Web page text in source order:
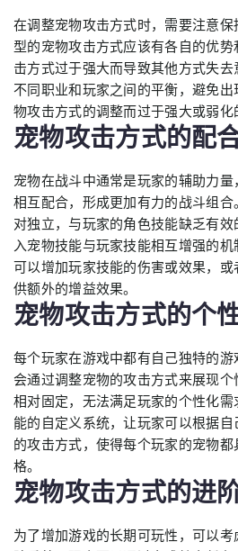
在调整宠物攻击方式时，需要注意
型的宠物攻击方式应该有各自的优
击方式过于强大而导致其他方式失
不同职业和玩家之间的平衡，避免
物攻击方式的调整而过于强大或弱化
宠物攻击方式的配
宠物在战斗中通常是玩家的辅助力
相互配合，形成更加有力的战斗组
对独立，与玩家的角色技能缺乏有
入宠物技能与玩家技能相互增强的
可以增加玩家技能的伤害或效果，
供额外的增益效果。
宠物攻击方式的个
每个玩家在游戏中都有自己独特的
会通过调整宠物的攻击方式来展现
相对固定，无法满足玩家的个性化
能的自定义系统，让玩家可以根据
的攻击方式，使得每个玩家的宠物
格。
宠物攻击方式的进
为了增加游戏的长期可玩性，可以